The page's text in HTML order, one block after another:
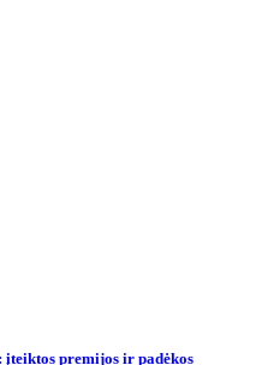
premijos ir padėkos